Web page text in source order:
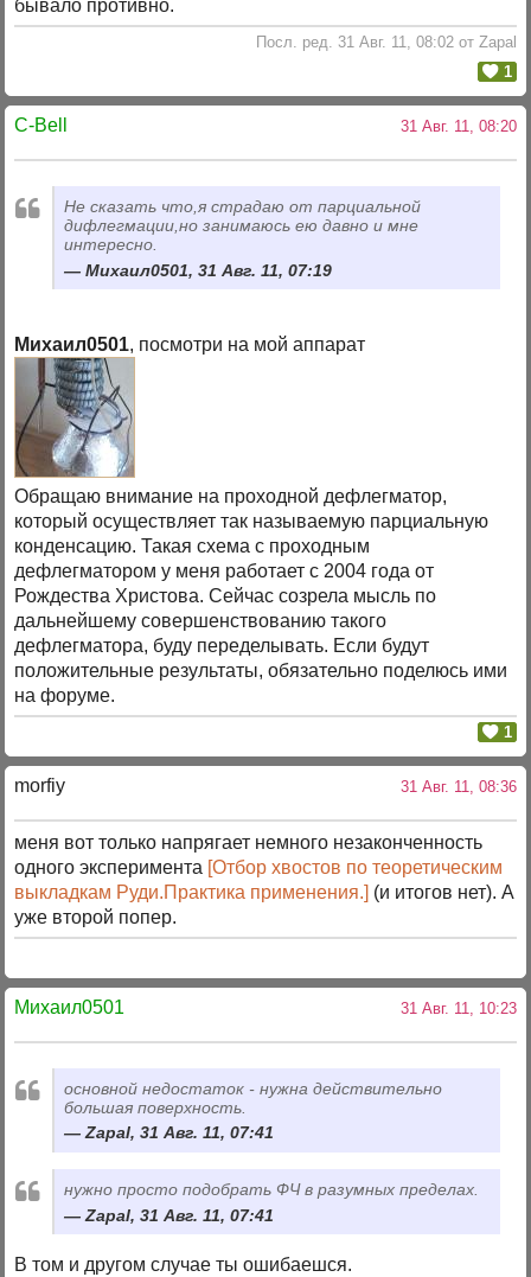
бывало противно.
Посл. ред. 31 Авг. 11, 08:02 от Zapal
1
C-Bell 31 Авг. 11, 08:20
Не сказать что,я страдаю от парциальной
дифлегмации,но занимаюсь ею давно и мне
интересно.
Михаил0501, 31 Авг. 11, 07:19
Михаил0501, посмотри на мой аппарат
Обращаю внимание на проходной дефлегматор,
который осуществляет так называемую парциальную
конденсацию. Такая схема с проходным
дефлегматором у меня работает с 2004 года от
Рождества Христова. Сейчас созрела мысль по
дальнейшему совершенствованию такого
дефлегматора, буду переделывать. Если будут
положительные результаты, обязательно поделюсь ими
на форуме.
1
morfiy 31 Авг. 11, 08:36
меня вот только напрягает немного незаконченность
одного эксперимента [Отбор хвостов по теоретическим
выкладкам Руди.Практика применения.] (и итогов нет). А
уже второй попер.
Михаил0501 31 Авг. 11, 10:23
основной недостаток - нужна действительно
большая поверхность.
Zapal, 31 Авг. 11, 07:41
нужно просто подобрать ФЧ в разумных пределах.
Zapal, 31 Авг. 11, 07:41
В том и другом случае ты ошибаешся.